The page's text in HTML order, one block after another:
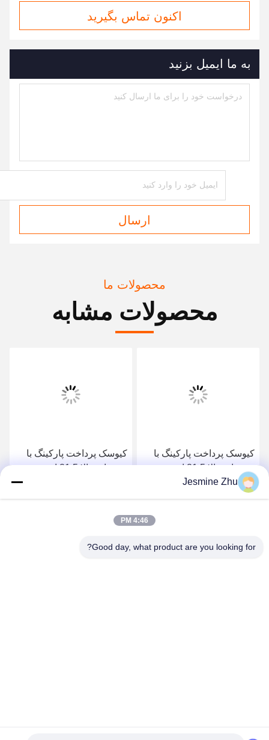
اکنون تماس بگیرید
به ما ایمیل بزنید
ارسال
محصولات ما
محصولات مشابه
کیوسک پرداخت پارکینگ با
روشنایی بالا 21.5 اینچ
پرداخت نقدی Ip65 ضد آب
بهترین قیمت را دریافت کنید
کیوسک پرداخت پارکینگ با
روشنایی بالا 21.5 اینچ
بهترین قیمت را دریافت کنید
Jesmine Zhu
4:46 PM
Good day, what product are you looking for?